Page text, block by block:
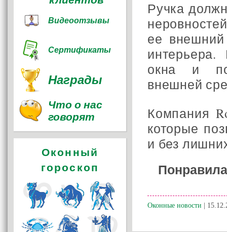
Ручка
ее
окна и
внешней
Компания
которые
и без
Оконные новости |
Видеоотзывы
Сертификаты
Награды
Что о нас
говорят
Оконный
гороскоп